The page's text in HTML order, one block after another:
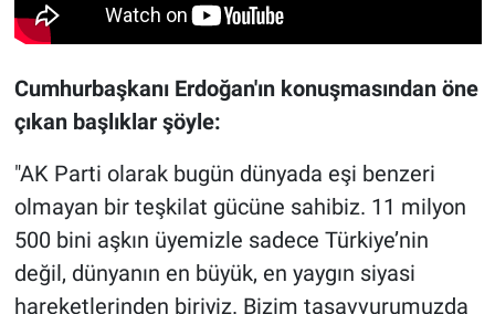
Cumhurbaşkanı Erdoğan'ın konuşmasından öne
çıkan başlıklar şöyle:
"AK Parti olarak bugün dünyada eşi benzeri
olmayan bir teşkilat gücüne sahibiz. 11 milyon
500 bini aşkın üyemizle sadece Türkiye’nin
değil, dünyanın en büyük, en yaygın siyasi
hareketlerinden biriyiz. Bizim tasavvurumuzda